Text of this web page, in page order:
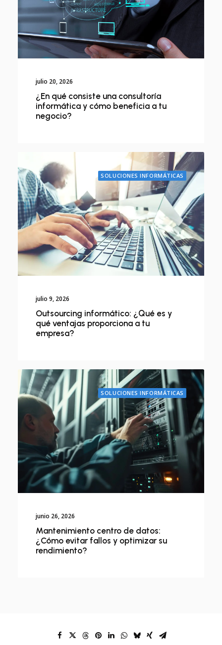
julio 20, 2026
¿En qué consiste una consultoría
informática y cómo beneficia a tu
negocio?
SOLUCIONES INFORMÁTICAS
julio 9, 2026
Outsourcing informático: ¿Qué es y
qué ventajas proporciona a tu
empresa?
SOLUCIONES INFORMÁTICAS
junio 26, 2026
Mantenimiento centro de datos:
¿Cómo evitar fallos y optimizar su
rendimiento?